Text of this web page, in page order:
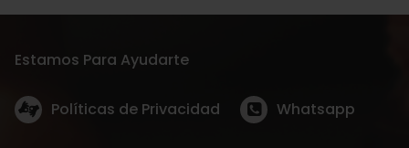
Estamos Para Ayudarte
Políticas de Privacidad Whatsapp